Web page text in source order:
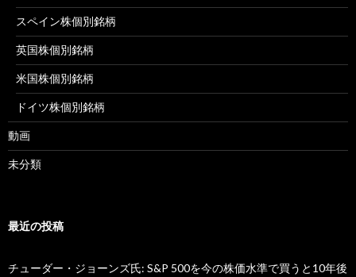
スペイン株個別銘柄
英国株個別銘柄
米国株個別銘柄
ドイツ株個別銘柄
動画
未分類
最近の投稿
チューダー・ジョーンズ氏: S&P 500を今の株価水準で買うと10年後